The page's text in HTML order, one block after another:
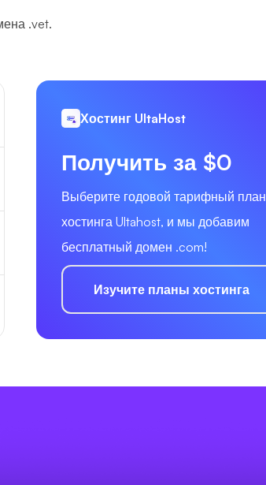
.vet.
Хостинг UltaHost
Получить за $0
Выберите годовой тарифный план
хостинга Ultahost, и мы добавим
бесплатный домен .com!
Изучите планы хостинга